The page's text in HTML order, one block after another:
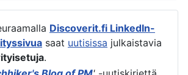
Discoverit.fi LinkedIn-
saat uutisissa julkaistavia
.